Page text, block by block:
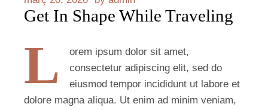
Get In Shape While Traveling
L
orem ipsum dolor sit amet,
consectetur adipiscing elit, sed do
eiusmod tempor incididunt ut labore et
dolore magna aliqua. Ut enim ad minim veniam,